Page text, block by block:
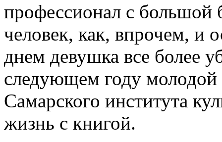
профессионал с
человек, как, впрочем, и
днем девушка все более
следующем году молодой
Самарского института
жизнь с книгой.